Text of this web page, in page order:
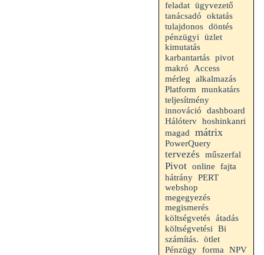
feladat ügyvezető
tanácsadó
oktatás
tulajdonos döntés
pénzügyi
üzlet
kimutatás
karbantartás pivot
makró Access
mérleg alkalmazás
Platform munkatárs
teljesítmény
innováció
dashboard
Hálóterv hoshinkanri
magad
mátrix
PowerQuery
tervezés műszerfal
Pivot online fajta
hátrány PERT
webshop
megegyezés
megismerés
költségvetés átadás
költségvetési
Bi
számítás.
ötlet
Pénzügy forma
NPV